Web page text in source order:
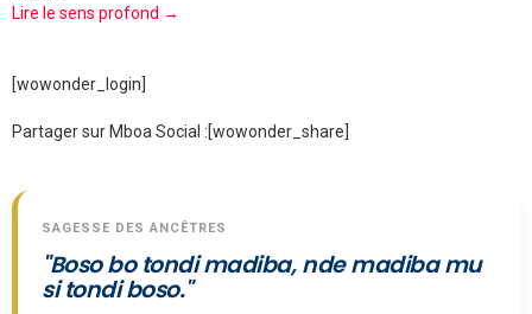
Lire le sens profond →
[wowonder_login]
Partager sur Mboa Social :[wowonder_share]
SAGESSE DES ANCÊTRES
"Boso bo tondi madiba, nde madiba mu
si tondi boso."